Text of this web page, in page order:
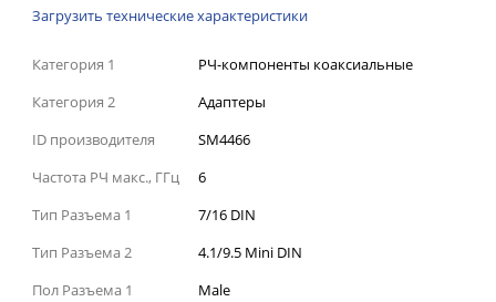
Загрузить технические характеристики
Категория 1
РЧ-компоненты коаксиальные
Категория 2
Адаптеры
ID производителя
SM4466
Частота РЧ макс., ГГц
6
Тип Разъема 1
7/16 DIN
Тип Разъема 2
4.1/9.5 Mini DIN
Пол Разъема 1
Male